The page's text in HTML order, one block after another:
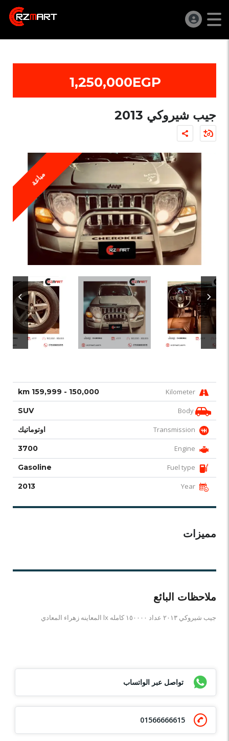
1,250,000EGP
جيب شيروكي 2013
مباعة
150,000 - 159,999 km
SUV
اوتوماتيك
3700
Gasoline
2013
مميزات
ملاحظات البائع
جيب شيروكي ٢٠١٣ عداد ١٥٠٠٠٠ كامله lx المعاينه زهراء المعادي
تواصل عبر الواتساب
01566666615